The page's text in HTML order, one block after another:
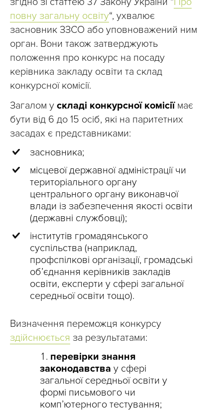
повну загальну освіту“, ухвалює
засновник ЗЗСО або уповноважений ним
орган. Вони також затверджують
положення про конкурс на посаду
керівника закладу освіти та склад
конкурсної комісії.
Загалом у складі конкурсної комісіїмає
бути від 6 до 15 осіб, які на паритетних
засадах є представниками:
засновника;
місцевої державної адміністрації чи
територіального органу
центрального органу виконавчої
влади із забезпечення якості освіти
(державні службовці);
інститутів громадянського
суспільства (наприклад,
профспілкові організації, громадські
об’єднання керівників закладів
освіти, експерти у сфері загальної
середньої освіти тощо).
Визначення переможця конкурсу
здійснюється за результатами:
перевірки знання
законодавства у сфері
загальної середньої освіти у
формі письмового чи
комп’ютерного тестування;